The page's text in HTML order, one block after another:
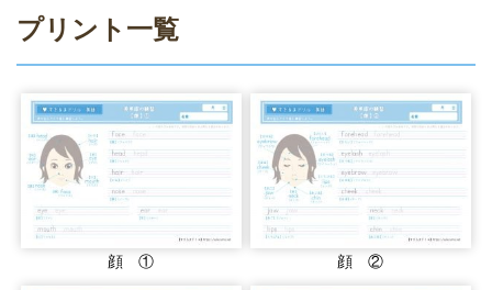
プリント一覧
顔 ① 顔 ②